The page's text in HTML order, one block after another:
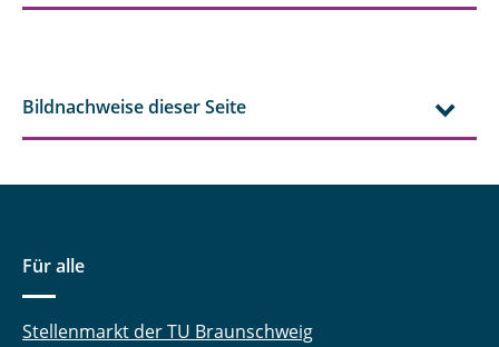
Bildnachweise dieser Seite
Für alle
Stellenmarkt der TU Braunschweig